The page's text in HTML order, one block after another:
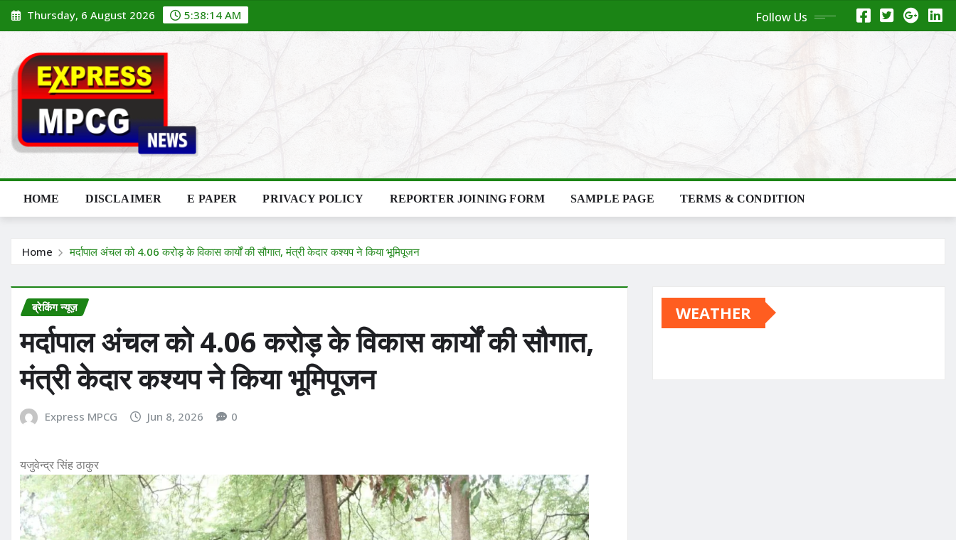
Skip
to
Thursday, 6 August 2026 5:38:15 AM Follow Us
HOME DISCLAIMER E PAPER PRIVACY POLICY REPORTER JOINING FORM SAMPLE PAGE TERMS & CONDITION
Home मर्दापाल अंचल को 4.06 करोड़ के विकास कार्यों की सौगात, मंत्री केदार कश्यप ने किया भूमिपूजन
ब्रेकिंग न्यूज़
मर्दापाल अंचल को 4.06 करोड़ के विकास कार्यों की सौगात,
मंत्री केदार कश्यप ने किया भूमिपूजन
Express MPCG Jun 8, 2026 0
यजुवेन्द्र सिंह ठाकुर
WEATHER